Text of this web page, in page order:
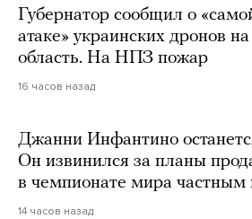
Губернатор сообщил о
атаке» украинских дронов
область. На НПЗ пожар
16 часов назад
Джанни Инфантино
Он извинился за планы
в чемпионате мира частным
14 часов назад